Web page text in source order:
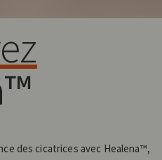
des cicatrices avec Healena™,